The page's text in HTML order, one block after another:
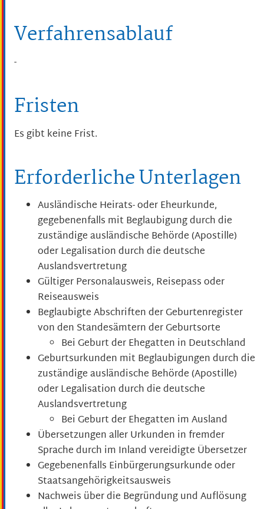
Verfahrensablauf
-
Fristen
Es gibt keine Frist.
Erforderliche Unterlagen
Ausländische Heirats- oder Eheurkunde,
gegebenenfalls mit Beglaubigung durch die
zuständige ausländische Behörde (Apostille)
oder Legalisation durch die deutsche
Auslandsvertretung
Gültiger Personalausweis, Reisepass oder
Reiseausweis
Beglaubigte Abschriften der Geburtenregister
von den Standesämtern der Geburtsorte
Bei Geburt der Ehegatten in Deutschland
Geburtsurkunden mit Beglaubigungen durch die
zuständige ausländische Behörde (Apostille)
oder Legalisation durch die deutsche
Auslandsvertretung
Bei Geburt der Ehegatten im Ausland
Übersetzungen aller Urkunden in fremder
Sprache durch im Inland vereidigte Übersetzer
Gegebenenfalls Einbürgerungsurkunde oder
Staatsangehörigkeitsausweis
Nachweis über die Begründung und Auflösung